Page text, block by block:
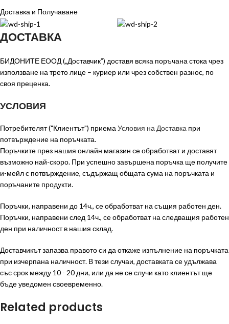
Доставка и Получаване
ДОСТАВКА
БИДОНИТЕ ЕООД („Доставчик”) доставя всяка поръчана стока чрез
използване на трето лице – куриер или чрез собствен разнос, по
своя преценка.
УСЛОВИЯ
Потребителят ("Клиентът") приема Условия на Доставка при
потвърждение на поръчката.
Поръчките през нашия онлайн магазин се обработват и доставят
възможно най-скоро. При успешно завършена поръчка ще получите
и-мейл с потвърждение, съдържащ общата сума на поръчката и
поръчаните продукти.
Поръчки, направени до 14ч., се обработват на същия работен ден.
Поръчки, направени след 14ч., се обработват на следващия работен
ден при наличност в нашия склад.
Доставчикът запазва правото си да откаже изпълнение на поръчката
при изчерпана наличност. В тези случаи, доставката се удължава
със срок между 10 - 20 дни, или да не се случи като клиентът ще
бъде уведомен своевременно.
Related products